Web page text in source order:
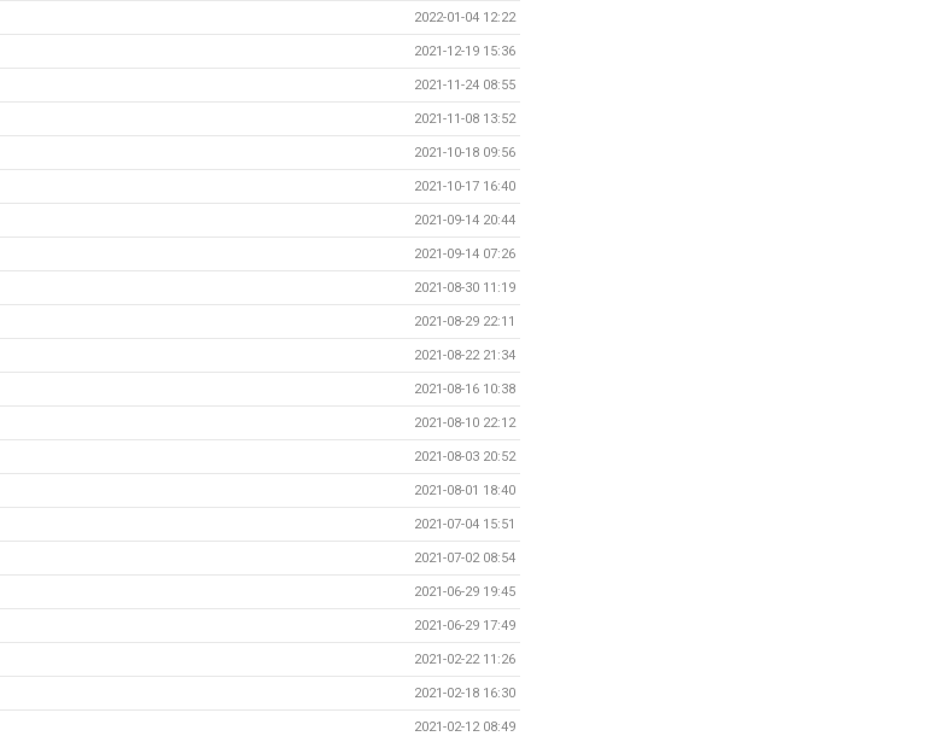
2022-01-04 12:22
2021-12-19 15:36
2021-11-24 08:55
2021-11-08 13:52
2021-10-18 09:56
2021-10-17 16:40
2021-09-14 20:44
2021-09-14 07:26
2021-08-30 11:19
2021-08-29 22:11
2021-08-22 21:34
2021-08-16 10:38
2021-08-10 22:12
2021-08-03 20:52
2021-08-01 18:40
2021-07-04 15:51
2021-07-02 08:54
2021-06-29 19:45
2021-06-29 17:49
2021-02-22 11:26
2021-02-18 16:30
2021-02-12 08:49